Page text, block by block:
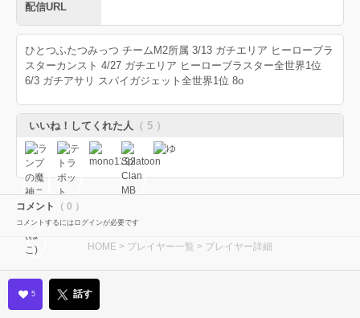
配信URL
ひとつふたつみっつ チームM2所属 3/13 ガチエリア ヒーローブラ
スターカンスト 4/27 ガチエリア ヒーローブラスター全世界1位
6/3 ガチアサリ スパイガジェット全世界1位 8o
いいね！してくれた人 （ 5 ）
コメント （ 0 ）
コメントするにはログインが必要です
HOME > プレイヤー一覧 > プレイヤー詳細
5 話す